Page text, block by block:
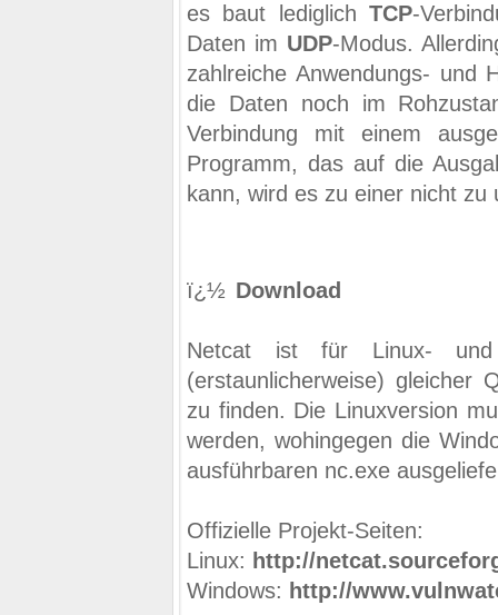
es baut lediglich TCP-
Daten im UDP-Modus.
zahlreiche Anwendungs- und
die Daten noch im
Verbindung mit einem
Programm, das auf die
kann, wird es zu einer nicht
ï¿½ Download
Netcat ist für Linux- und
(erstaunlicherweise) gleicher
zu finden. Die Linuxversion
werden, wohingegen die
ausführbaren nc.exe
Offizielle Projekt-Seiten:
Linux: http://
Windows: http://